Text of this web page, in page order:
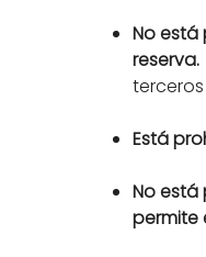
No está
reserva.
Está
No
permite